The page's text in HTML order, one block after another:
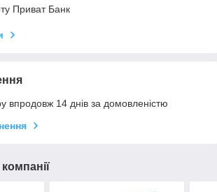
Приват Банк
впродовж 14 днів за домовленістю